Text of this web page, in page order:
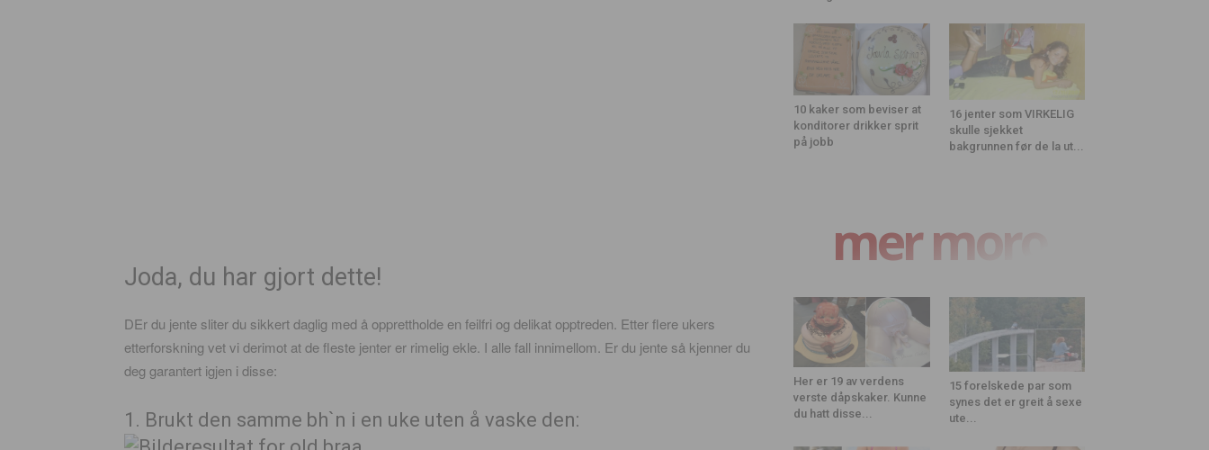
Joda, du har gjort dette!
DEr du jente sliter du sikkert daglig med å opprettholde en feilfri og delikat opptreden. Etter flere ukers
etterforskning vet vi derimot at de fleste jenter er rimelig ekle. I alle fall innimellom. Er du jente så kjenner du
deg garantert igjen i disse:
1. Brukt den samme bh`n i en uke uten å vaske den:
10 kaker som beviser at
konditorer drikker sprit
på jobb
16 jenter som VIRKELIG
skulle sjekket
bakgrunnen før de la ut...
mer moro
Her er 19 av verdens
verste dåpskaker. Kunne
du hatt disse...
15 forelskede par som
synes det er greit å sexe
ute...